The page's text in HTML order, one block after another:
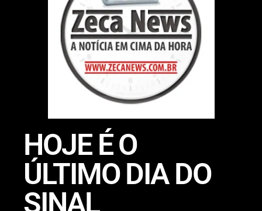
HOJE É O
ÚLTIMO DIA DO
SINAL